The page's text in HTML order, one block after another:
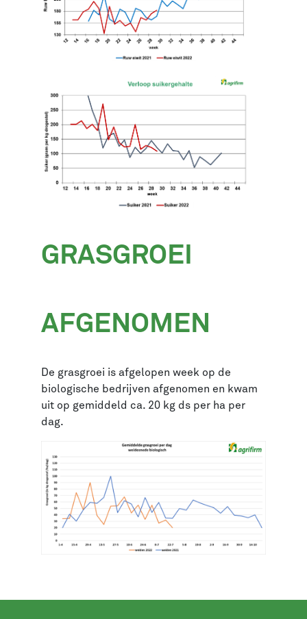
GRASGROEI
AFGENOMEN
De grasgroei is afgelopen week op de
biologische bedrijven afgenomen en kwam
uit op gemiddeld ca. 20 kg ds per ha per
dag.